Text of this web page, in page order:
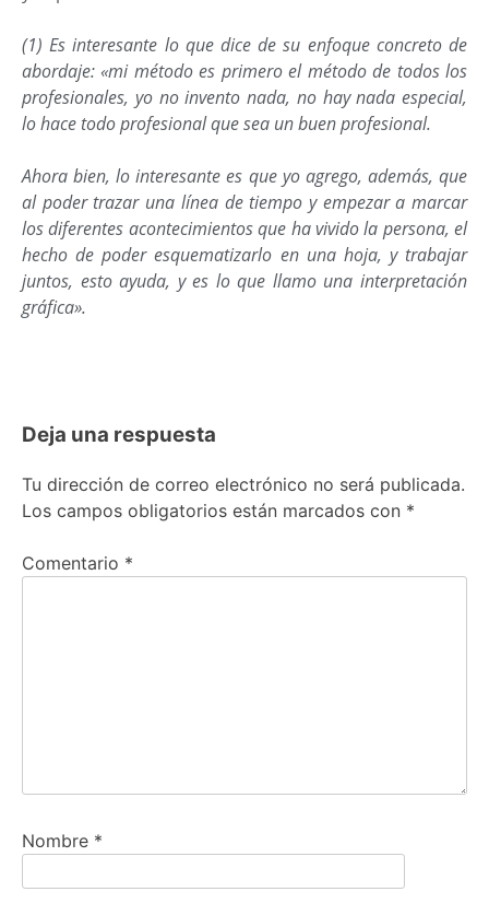
(1) Es interesante lo que dice de su enfoque concreto de
abordaje: «mi método es primero el método de todos los
profesionales, yo no invento nada, no hay nada especial,
lo hace todo profesional que sea un buen profesional.
Ahora bien, lo interesante es que yo agrego, además, que
al poder trazar una línea de tiempo y empezar a marcar
los diferentes acontecimientos que ha vivido la persona, el
hecho de poder esquematizarlo en una hoja, y trabajar
juntos, esto ayuda, y es lo que llamo una interpretación
gráfica».
Deja una respuesta
Tu dirección de correo electrónico no será publicada.
Los campos obligatorios están marcados con *
Comentario *
Nombre *